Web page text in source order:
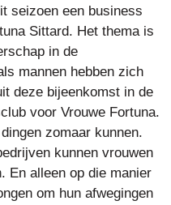
seizoen een business
Sittard. Het thema is
in de
mannen hebben zich
deze bijeenkomst in de
voor Vrouwe Fortuna.
zomaar kunnen.
kunnen vrouwen
En alleen op die manier
om hun afwegingen